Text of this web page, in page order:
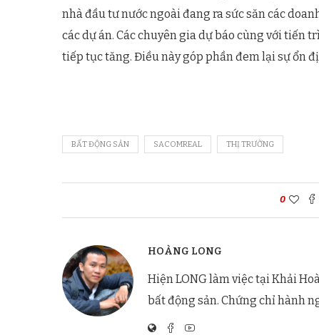
nhà đầu tư nước ngoài đang ra sức săn các
các dự án. Các chuyên gia dự báo cùng với tiến
tiếp tục tăng. Điều này góp phần đem lại sự ổn
BẤT ĐỘNG SẢN SACOMREAL THỊ TRƯỜNG
0
HOÀNG LONG
Hiện LONG làm việc tại Khải
bất động sản. Chứng chỉ hành